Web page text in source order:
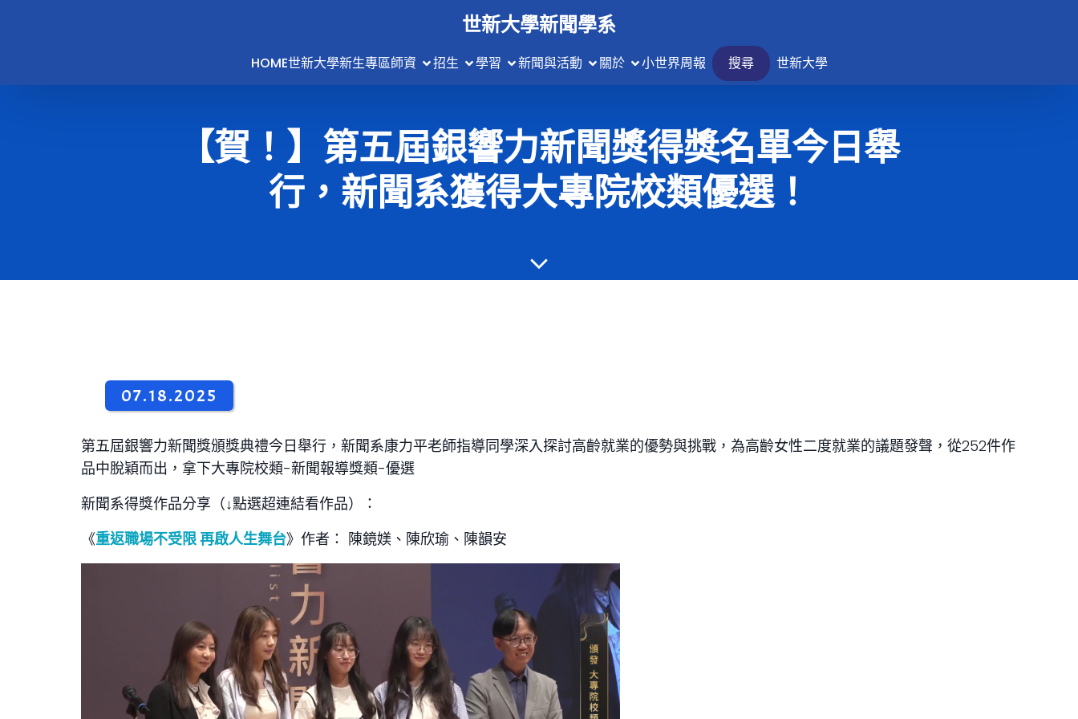
世新大學新聞學系
HOME世新大學新生專區師資 招生 學習 新聞與活動 關於 小世界周報 搜尋 世新大學
【賀！】第五屆銀響力新聞獎得獎名單今日舉
行，新聞系獲得大專院校類優選！
07.18.2025
第五屆銀響力新聞獎頒獎典禮今日舉行，新聞系康力平老師指導同學深入探討高齡就業的優勢與挑戰，為高齡女性二度就業的議題發聲，從252件作
品中脫穎而出，拿下大專院校類-新聞報導獎類-優選
新聞系得獎作品分享（↓點選超連結看作品）：
《重返職場不受限 再啟人生舞台》作者： 陳鏡媄、陳欣瑜、陳韻安